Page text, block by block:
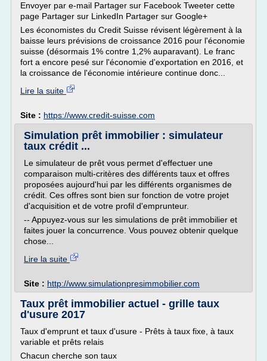
Envoyer par e-mail Partager sur Facebook Tweeter cette
page Partager sur LinkedIn Partager sur Google+
Les économistes du Credit Suisse révisent légèrement à la
baisse leurs prévisions de croissance 2016 pour l'économie
suisse (désormais 1% contre 1,2% auparavant). Le franc
fort a encore pesé sur l'économie d'exportation en 2016, et
la croissance de l'économie intérieure continue donc...
Lire la suite
Site : https://www.credit-suisse.com
Simulation prêt immobilier : simulateur
taux crédit ...
Le simulateur de prêt vous permet d'effectuer une
comparaison multi-critères des différents taux et offres
proposées aujourd'hui par les différents organismes de
crédit. Ces offres sont bien sur fonction de votre projet
d'acquisition et de votre profil d'emprunteur.
-- Appuyez-vous sur les simulations de prêt immobilier et
faites jouer la concurrence. Vous pouvez obtenir quelque
chose...
Lire la suite
Site : http://www.simulationpresimmobilier.com
Taux prêt immobilier actuel - grille taux
d'usure 2017
Taux d'emprunt et taux d'usure - Prêts à taux fixe, à taux
variable et prêts relais
Chacun cherche son taux